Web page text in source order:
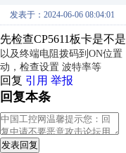
发表于：2024-06-06 08:04:01
先检查CP5611板卡是不是
以及终端电阻拨码到ON位
动，检查设置 波特率等
回复 引用 举报
回复本条
发表回复